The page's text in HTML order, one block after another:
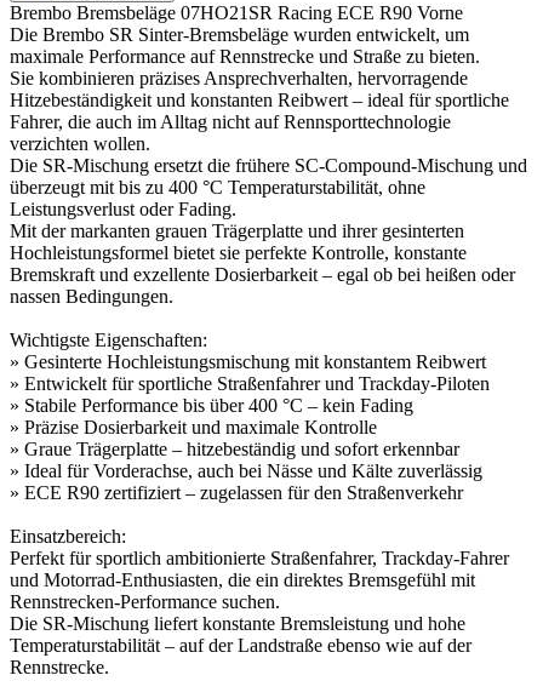
Brembo Bremsbeläge 07HO21SR Racing ECE R90 Vorne
Die Brembo SR Sinter-Bremsbeläge wurden entwickelt, um
maximale Performance auf Rennstrecke und Straße zu bieten.
Sie kombinieren präzises Ansprechverhalten, hervorragende
Hitzebeständigkeit und konstanten Reibwert – ideal für sportliche
Fahrer, die auch im Alltag nicht auf Rennsporttechnologie
verzichten wollen.
Die SR-Mischung ersetzt die frühere SC-Compound-Mischung und
überzeugt mit bis zu 400 °C Temperaturstabilität, ohne
Leistungsverlust oder Fading.
Mit der markanten grauen Trägerplatte und ihrer gesinterten
Hochleistungsformel bietet sie perfekte Kontrolle, konstante
Bremskraft und exzellente Dosierbarkeit – egal ob bei heißen oder
nassen Bedingungen.
Wichtigste Eigenschaften:
» Gesinterte Hochleistungsmischung mit konstantem Reibwert
» Entwickelt für sportliche Straßenfahrer und Trackday-Piloten
» Stabile Performance bis über 400 °C – kein Fading
» Präzise Dosierbarkeit und maximale Kontrolle
» Graue Trägerplatte – hitzebeständig und sofort erkennbar
» Ideal für Vorderachse, auch bei Nässe und Kälte zuverlässig
» ECE R90 zertifiziert – zugelassen für den Straßenverkehr
Einsatzbereich:
Perfekt für sportlich ambitionierte Straßenfahrer, Trackday-Fahrer
und Motorrad-Enthusiasten, die ein direktes Bremsgefühl mit
Rennstrecken-Performance suchen.
Die SR-Mischung liefert konstante Bremsleistung und hohe
Temperaturstabilität – auf der Landstraße ebenso wie auf der
Rennstrecke.